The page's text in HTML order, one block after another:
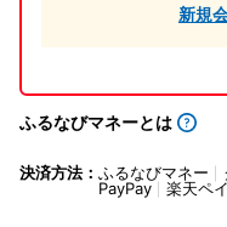
新規
ふるなびマネーとは
決済方法： ふるなびマネー
PayPay
楽天ペイ